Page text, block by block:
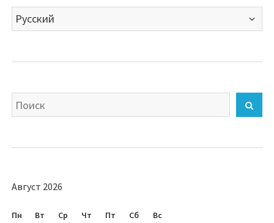
Выбрать
язык
Искать
Август 2026
Пн Вт Ср Чт Пт Сб Вс